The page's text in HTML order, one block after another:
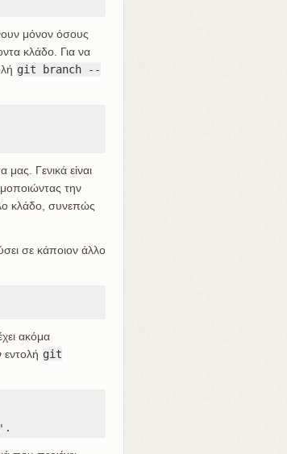
μόνον όσους
κλάδο. Για να
git branch --
μας. Γενικά είναι
την
κλάδο, συνεπώς
σε κάποιον άλλο
ακόμα
git